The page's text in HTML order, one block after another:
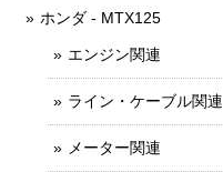
ホンダ - MTX125
エンジン関連
ライン・ケーブル関連
メーター関連